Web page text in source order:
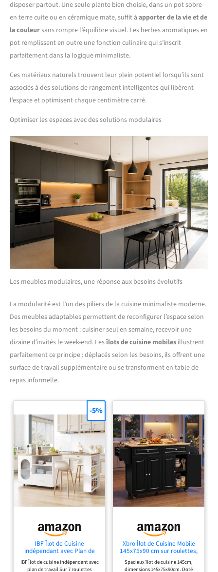
disposer partout. Une seule plante bien choisie, dans un pot sobre
en terre cuite ou en céramique mate, suffit à apporter de la vie et de
la couleursans rompre l’équilibre visuel. Les herbes aromatiques en
pot remplissent en outre une fonction culinaire qui s’inscrit
parfaitement dans la logique minimaliste.
Ces matériaux naturels trouvent leur plein potentiel lorsqu’ils sont
associés à des solutions de rangement intelligentes qui libèrent
l’espace et optimisent chaque centimètre carré.
Optimiser les espaces avec des solutions modulaires
Les meubles modulaires, une réponse aux besoins évolutifs
La modularité est l’un des piliers de la cuisine minimaliste moderne.
Des meubles adaptables permettent de reconfigurer l’espace selon
les besoins du moment : cuisiner seul en semaine, recevoir une
dizaine d’invités le week-end. Lesîlots de cuisine mobiles illustrent
parfaitement ce principe : déplacés selon les besoins, ils offrent une
surface de travail supplémentaire ou se transforment en table de
repas informelle.
IBF Îlot de Cuisine
indépendant avec Plan de
Travail sur 7 roulettes
Armoire de Cuisine Mobile
IBF Îlot de cuisine indépendant avec
plan de travail Sur 7 roulettes
-5%
Xbro Îlot de Cuisine Mobile
145x75x90 cm sur roulettes,
Chariot avec Tiroirs et
Armoires, Plan de Travail en
Spacieux îlot de cuisine 145cm,
dimensions 145x75x90cm. Doté